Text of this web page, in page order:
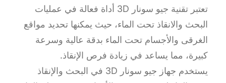
تعتبر تقنية جيو سونار 3D أداة فعالة في عمليات
البحث والانقاذ تحت الماء، حيث يمكنها تحديد مواقع
الغرقى والأجسام تحت الماء بدقة عالية وسرعة
كبيرة، مما يساعد في زيادة فرص الإنقاذ.
يستخدم جهاز جيو سونار 3D في البحث والإنقاذ